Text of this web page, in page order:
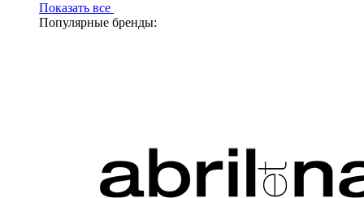
Показать все
Популярные бренды: